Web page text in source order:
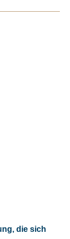
die sich